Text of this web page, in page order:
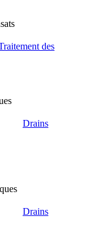
des
Drains
Drains